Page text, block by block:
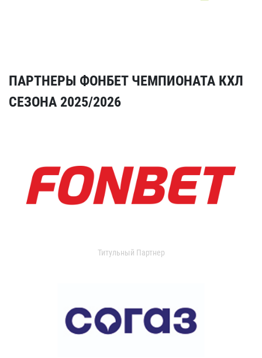
ПАРТНЕРЫ ФОНБЕТ ЧЕМПИОНАТА КХЛ
СЕЗОНА 2025/2026
Титульный Партнер